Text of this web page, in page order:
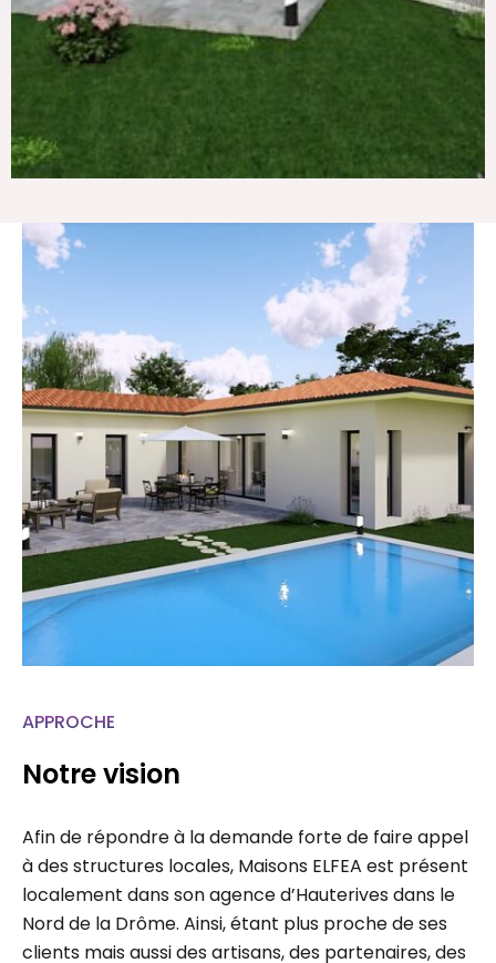
APPROCHE
Notre vision
à des structures locales, Maisons ELFEA est présent
localement dans son agence d’Hauterives dans le
Nord de la Drôme. Ainsi, étant plus proche de ses
clients mais aussi des artisans, des partenaires, des